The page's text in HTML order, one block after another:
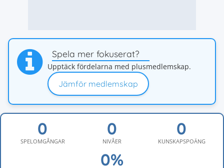
Spela mer fokuserat?
Upptäck fördelarna med plusmedlemskap.
Jämför medlemskap
SPELOMGÅNGAR NIVÅER KUNSKAPSPOÄNG